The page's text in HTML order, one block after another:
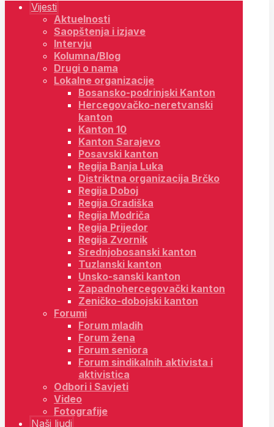
Vijesti
Aktuelnosti
Saopštenja i izjave
Intervju
Kolumna/Blog
Drugi o nama
Lokalne organizacije
Bosansko-podrinjski Kanton
Hercegovačko-neretvanski
kanton
Kanton 10
Kanton Sarajevo
Posavski kanton
Regija Banja Luka
Distriktna organizacija Brčko
Regija Doboj
Regija Gradiška
Regija Modriča
Regija Prijedor
Regija Zvornik
Srednjobosanski kanton
Tuzlanski kanton
Unsko-sanski kanton
Zapadnohercegovački kanton
Zeničko-dobojski kanton
Forumi
Forum mladih
Forum žena
Forum seniora
Forum sindikalnih aktivista i
aktivistica
Odbori i Savjeti
Video
Fotografije
Naši ljudi